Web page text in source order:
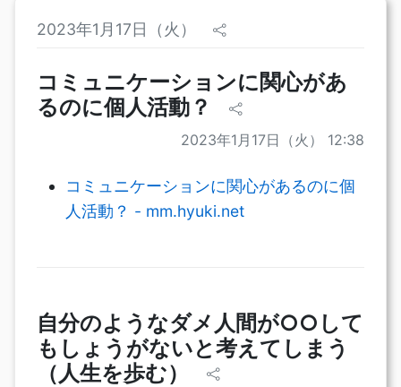
2023年1月17日（火）
コミュニケーションに関心があ
るのに個人活動？
2023年1月17日（火） 12:38
コミュニケーションに関心があるのに個
人活動？ - mm.hyuki.net
自分のようなダメ人間が○○して
もしょうがないと考えてしまう
（人生を歩む）